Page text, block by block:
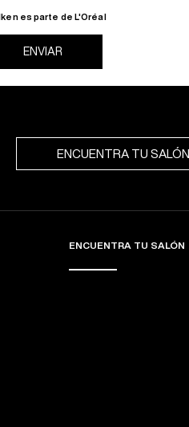
es parte de L'Oréal
ENCUENTRA TU SALÓN
ENCUENTRA TU SALÓN